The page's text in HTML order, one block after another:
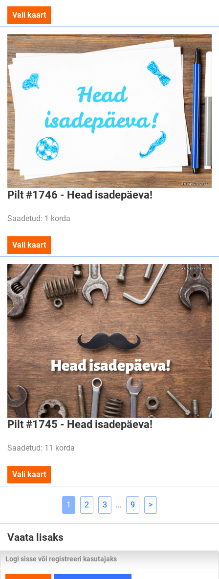
Vali kaart
Pilt #1746 - Head isadepäeva!
Saadetud: 1 korda
Vali kaart
Pilt #1745 - Head isadepäeva!
Saadetud: 11 korda
Vali kaart
1 2 3 ... 9 >
Vaata lisaks
Logi sisse või registreeri kasutajaks